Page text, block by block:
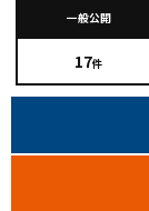
一般公開
17件